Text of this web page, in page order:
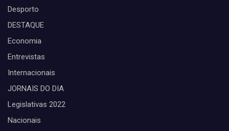
Desporto
DESTAQUE
Economia
Entrevistas
Internacionais
JORNAIS DO DIA
Legislativas 2022
Nacionais